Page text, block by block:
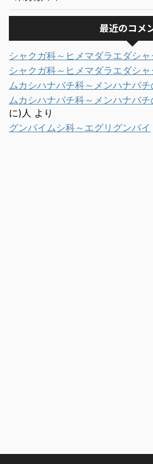
最近のコメ
シャクガ科～ヒメマダラエダシャ
シャクガ科～ヒメマダラエダシャ
ムカシハナバチ科～メンハナバ
ムカシハナバチ科～メンハナバ
に)人 より
グンバイムシ科～エグリグンバイ